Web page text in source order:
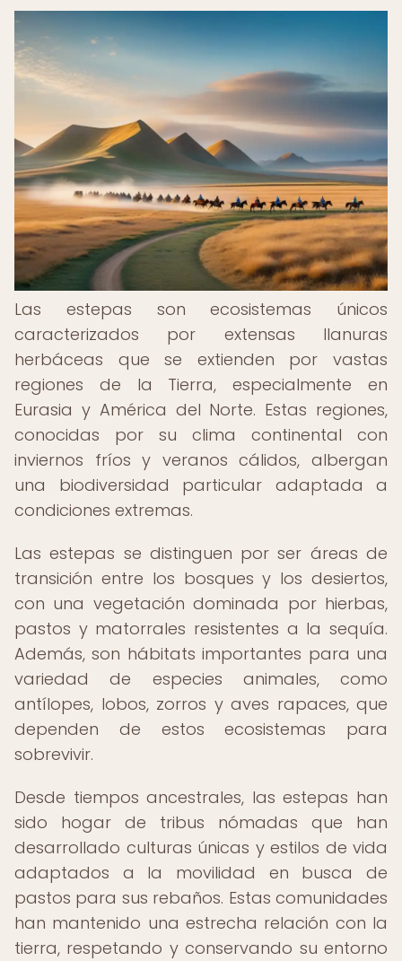
Las estepas son ecosistemas únicos
caracterizados por extensas llanuras
herbáceas que se extienden por vastas
regiones de la Tierra, especialmente en
Eurasia y América del Norte. Estas regiones,
conocidas por su clima continental con
inviernos fríos y veranos cálidos, albergan
una biodiversidad particular adaptada a
condiciones extremas.
Las estepas se distinguen por ser áreas de
transición entre los bosques y los desiertos,
con una vegetación dominada por hierbas,
pastos y matorrales resistentes a la sequía.
Además, son hábitats importantes para una
variedad de especies animales, como
antílopes, lobos, zorros y aves rapaces, que
dependen de estos ecosistemas para
sobrevivir.
Desde tiempos ancestrales, las estepas han
sido hogar de tribus nómadas que han
desarrollado culturas únicas y estilos de vida
adaptados a la movilidad en busca de
pastos para sus rebaños. Estas comunidades
han mantenido una estrecha relación con la
tierra, respetando y conservando su entorno